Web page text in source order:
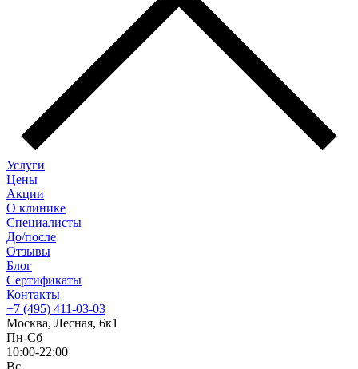
Услуги
Цены
Акции
О клинике
Специалисты
До/после
Отзывы
Блог
Сертификаты
Контакты
+7 (495) 411-03-03
Москва, Лесная, 6к1
Пн-Сб
10:00-22:00
Вс